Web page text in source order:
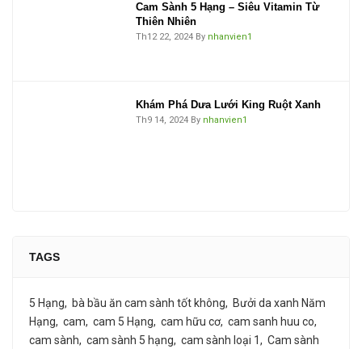
Cam Sành 5 Hạng – Siêu Vitamin Từ
Thiên Nhiên
Th12 22, 2024 By nhanvien1
Khám Phá Dưa Lưới King Ruột Xanh
Th9 14, 2024 By nhanvien1
TAGS
5 Hạng bà bầu ăn cam sành tốt không
Bưởi da xanh Năm
Hạng
cam cam 5 Hạng cam hữu cơ cam sanh huu co
cam sành
cam sành 5 hạng cam sành loại 1 Cam sành